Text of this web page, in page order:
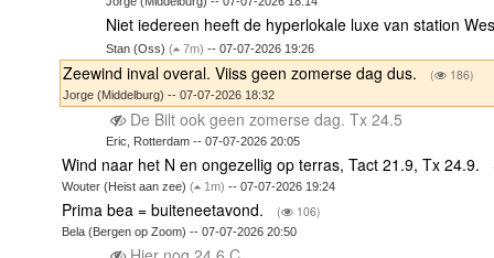
Niet iedereen heeft de hyperlokale luxe van station
Stan (Oss) ( 7m) -- 07-07-2026 19:26
Zeewind inval overal. Viiss geen zomerse dag dus. ( 186)
Jorge (Middelburg) -- 07-07-2026 18:32
De Bilt ook geen zomerse dag. Tx 24.5
Eric, Rotterdam -- 07-07-2026 20:05
Wind naar het N en ongezellig op terras, Tact 21.9, Tx 24.9.
Wouter (Heist aan zee)( 1m) -- 07-07-2026 19:24
Prima bea = buiteneetavond. ( 106)
Bela (Bergen op Zoom) -- 07-07-2026 20:50